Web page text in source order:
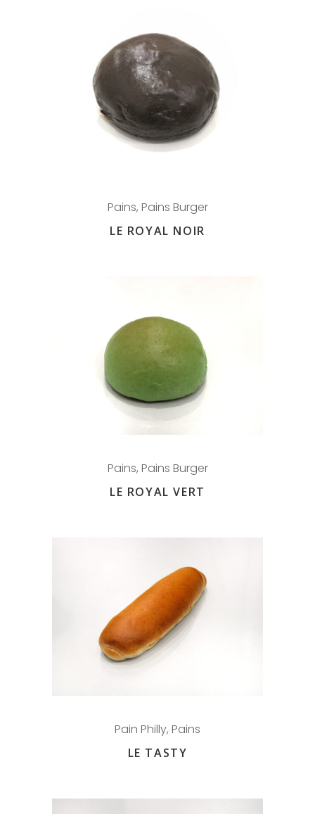
Pains, Pains Burger
LE ROYAL NOIR
Pains, Pains Burger
LE ROYAL VERT
Pain Philly, Pains
LE TASTY